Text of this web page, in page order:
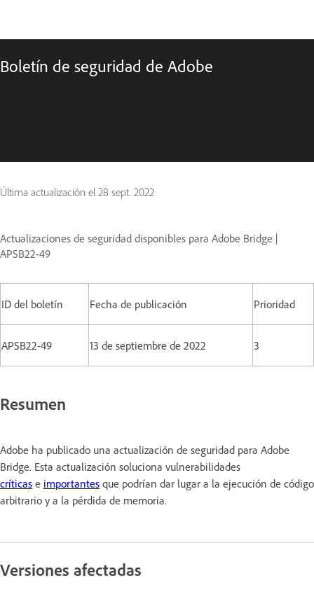
Boletín de seguridad de Adobe
Última actualización el 28 sept. 2022
Actualizaciones de seguridad disponibles para Adobe Bridge |
APSB22-49
ID del boletín Fecha de publicación Prioridad
APSB22-49 13 de septiembre de 2022 3
Resumen
Adobe ha publicado una actualización de seguridad para Adobe
Bridge. Esta actualización soluciona vulnerabilidades
críticas e importantes que podrían dar lugar a la ejecución de código
arbitrario y a la pérdida de memoria.
Versiones afectadas